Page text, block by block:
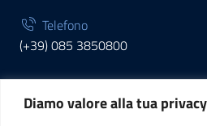
Diamo valore alla tua privacy
Telefono
(+39) 085 3850800
INFORMAZIONI